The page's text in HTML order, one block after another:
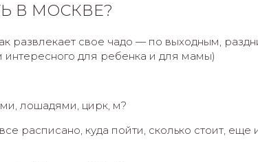
В МОСКВЕ?
развлекает свое чадо — по выходным,
интересного для ребенка и для мамы)
лошадями, цирк, м?
расписано, куда пойти, сколько стоит, еще